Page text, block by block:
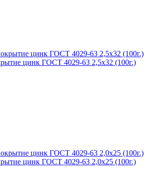
цинк ГОСТ 4029-63 2,5х32 (100г.)
цинк ГОСТ 4029-63 2,0х25 (100г.)